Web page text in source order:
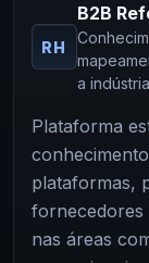
RH
B2B
a
Plataforma
plataformas,
nas áreas